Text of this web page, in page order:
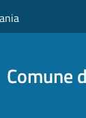
Comune